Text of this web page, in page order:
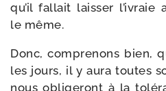
qu’il fal­lait lais­ser l’ivraie
le même.
Donc, com­pre­nons bien,
les jours, il y aura toutes
nous obli­ge­ront à la